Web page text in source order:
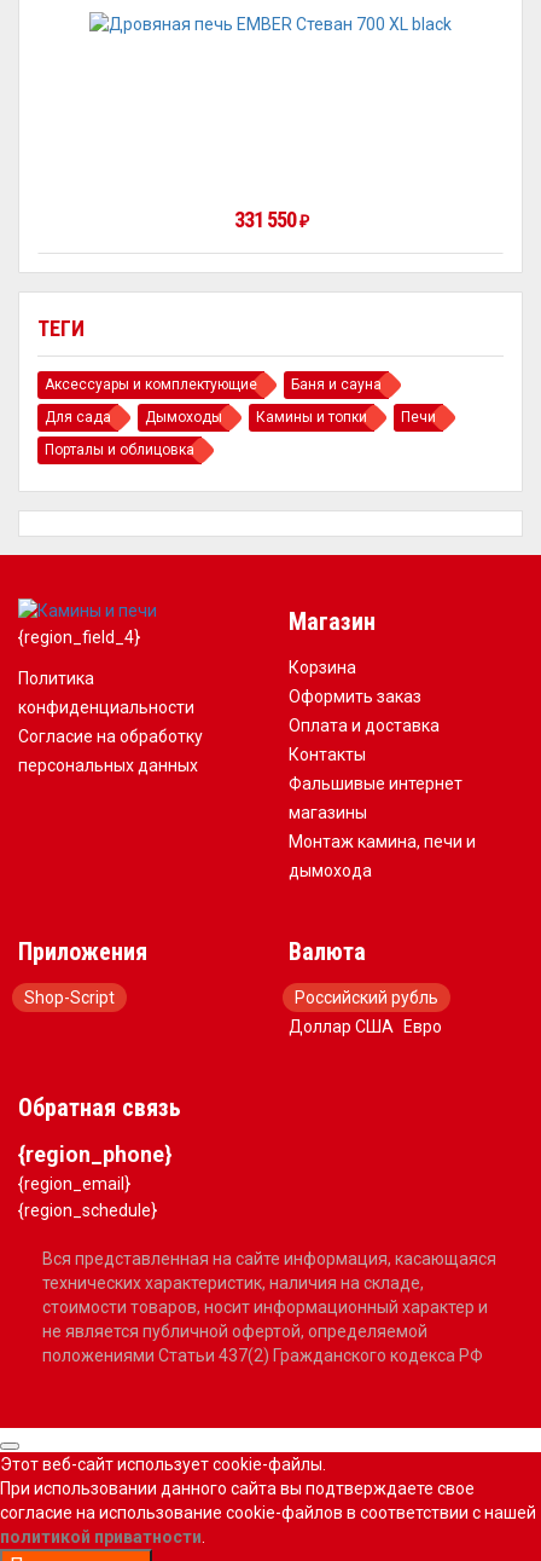
ТЕГИ
Аксессуары и комплектующие
Баня и сауна
Для сада
Дымоходы Камины и топки
Печи
Порталы и облицовка
331 550₽
{region_field_4}
Политика
конфиденциальности
Согласие на обработку
персональных данных
Магазин
Корзина
Оформить заказ
Оплата и доставка
Контакты
Фальшивые интернет
магазины
Монтаж камина, печи и
дымохода
Приложения
Shop-Script
Валюта
Российский рубль
Доллар США
Евро
Обратная связь
{region_phone}
{region_email}
{region_schedule}
Вся представленная на сайте информация, касающаяся
технических характеристик, наличия на складе,
стоимости товаров, носит информационный характер и
не является публичной офертой, определяемой
положениями Статьи 437(2) Гражданского кодекса РФ
Этот веб-сайт использует cookie-файлы.
При использовании данного сайта вы подтверждаете свое
согласие на использование cookie-файлов в соответствии с нашей
политикой приватности